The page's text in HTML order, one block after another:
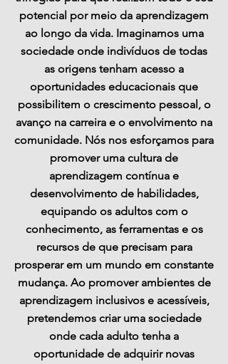
potencial por meio da aprendizagem
ao longo da vida. Imaginamos uma
sociedade onde indivíduos de todas
as origens tenham acesso a
oportunidades educacionais que
possibilitem o crescimento pessoal, o
avanço na carreira e o envolvimento na
comunidade. Nós nos esforçamos para
promover uma cultura de
aprendizagem contínua e
desenvolvimento de habilidades,
equipando os adultos com o
conhecimento, as ferramentas e os
recursos de que precisam para
prosperar em um mundo em constante
mudança. Ao promover ambientes de
aprendizagem inclusivos e acessíveis,
pretendemos criar uma sociedade
onde cada adulto tenha a
oportunidade de adquirir novas